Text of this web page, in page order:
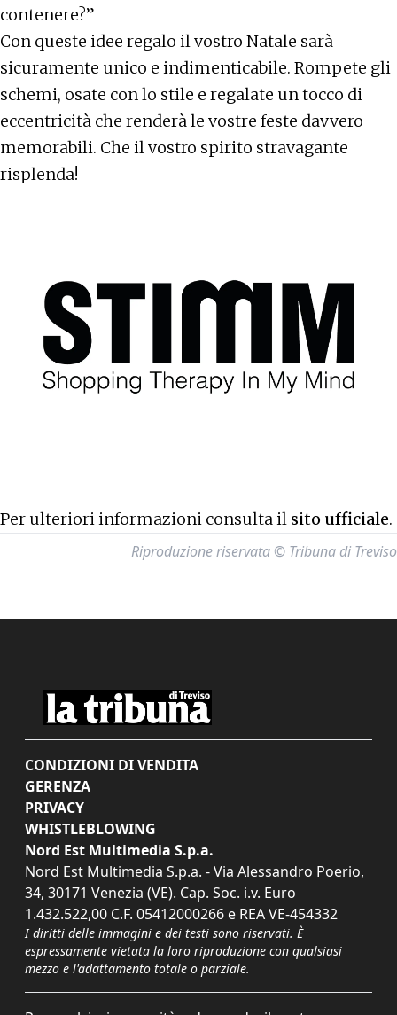
contenere?”
Con queste idee regalo il vostro Natale sarà
sicuramente unico e indimenticabile. Rompete gli
schemi, osate con lo stile e regalate un tocco di
eccentricità che renderà le vostre feste davvero
memorabili. Che il vostro spirito stravagante
risplenda!
Per ulteriori informazioni consulta il sito ufficiale.
Riproduzione riservata © Tribuna di Treviso
CONDIZIONI DI VENDITA
GERENZA
PRIVACY
WHISTLEBLOWING
Nord Est Multimedia S.p.a.
Nord Est Multimedia S.p.a. - Via Alessandro Poerio,
34, 30171 Venezia (VE). Cap. Soc. i.v. Euro
1.432.522,00 C.F. 05412000266 e REA VE-454332
I diritti delle immagini e dei testi sono riservati. È
espressamente vietata la loro riproduzione con qualsiasi
mezzo e l'adattamento totale o parziale.